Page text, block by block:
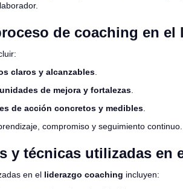
de coaching en el
claros y alcanzables
de mejora y fortalezas
de acción concretos y medibles
compromiso y seguimiento continuo.
y técnicas utilizadas en
en el liderazgo coaching incluyen: